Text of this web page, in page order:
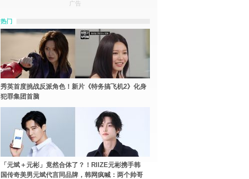
广告
热门
秀英首度挑战反派角色！新片《特务搞飞机2》化身
犯罪集团首脑
「元斌＋元彬」竟然合体了？！RIIZE元彬携手韩
国传奇美男元斌代言同品牌，韩网疯喊：两个帅哥